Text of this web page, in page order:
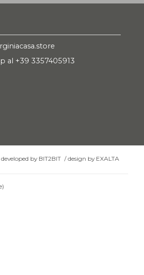
al +39 3357405913
developed by BIT2BIT /design by EXALTA